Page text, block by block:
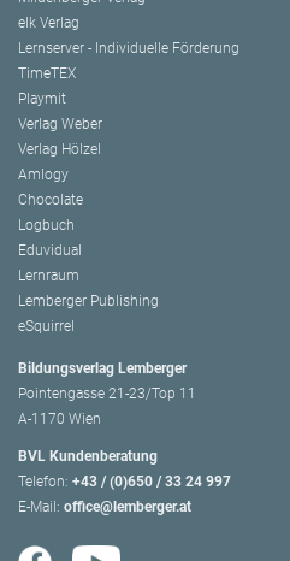
elk Verlag
Lernserver - Individuelle Förderung
TimeTEX
Playmit
Verlag Weber
Verlag Hölzel
Amlogy
Chocolate
Logbuch
Eduvidual
Lernraum
Lemberger Publishing
eSquirrel
Bildungsverlag Lemberger
Pointengasse 21-23/Top 11
A-1170 Wien
BVL Kundenberatung
Telefon: +43 / (0)650 / 33 24 997
E-Mail: office@lemberger.at